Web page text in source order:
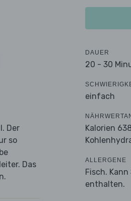
Der
so
Das
DAUER
20 - 30
einfach
Kalorien
ALLERGENE
Fisch.
enthalten.